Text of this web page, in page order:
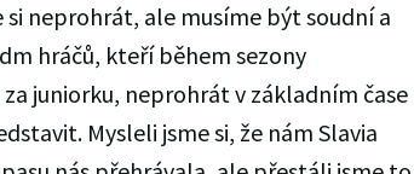
neprohrát, ale musíme být soudní a
hráčů, kteří během sezony
juniorku, neprohrát v základním čase
Mysleli jsme si, že nám Slavia